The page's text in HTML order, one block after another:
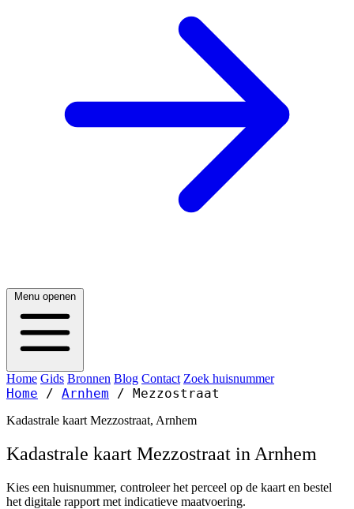
Menu openen
Home Gids Bronnen Blog Contact Zoek huisnummer
Home / Arnhem / Mezzostraat
Kadastrale kaart Mezzostraat, Arnhem
Kadastrale kaart Mezzostraat in Arnhem
Kies een huisnummer, controleer het perceel op de kaart en bestel
het digitale rapport met indicatieve maatvoering.